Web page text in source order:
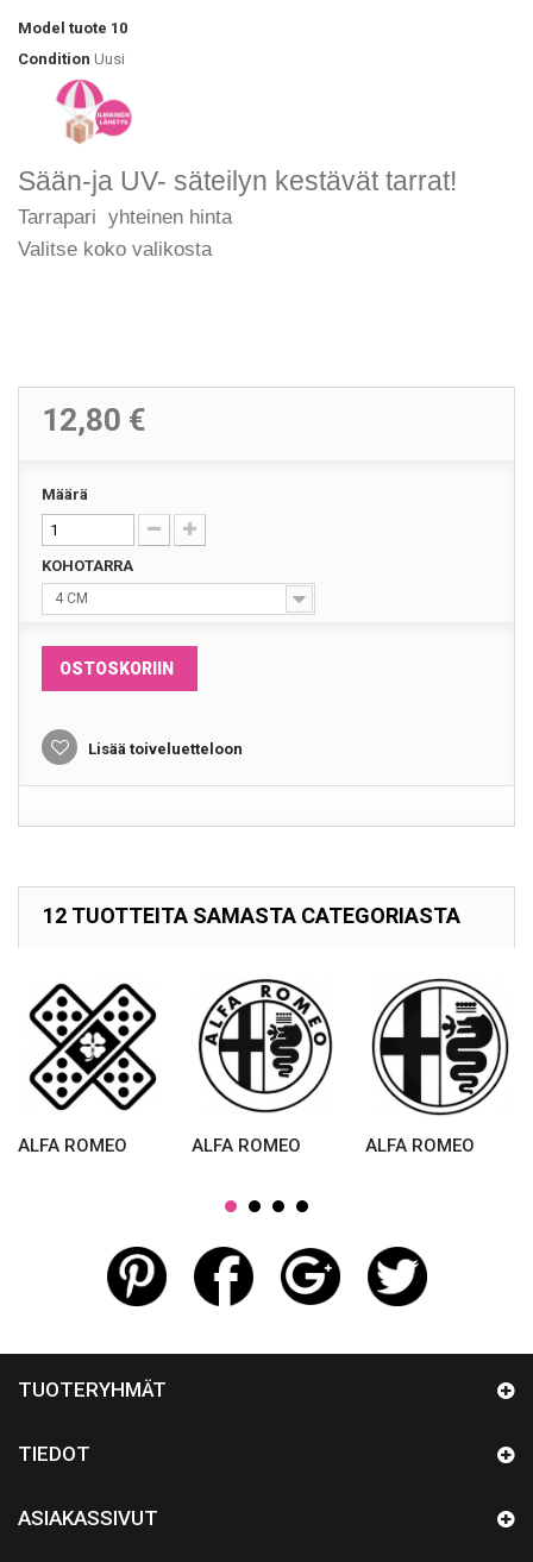
Model tuote 10
Condition Uusi
Sään-ja UV- säteilyn kestävät tarrat!
Tarrapari yhteinen hinta
Valitse koko valikosta
12,80 €
Määrä
KOHOTARRA
4 CM
OSTOSKORIIN
Lisää toiveluetteloon
12 TUOTTEITA SAMASTA CATEGORIASTA
ALFA ROMEO ALFA ROMEO ALFA ROMEO
TUOTERYHMÄT
TIEDOT
ASIAKASSIVUT